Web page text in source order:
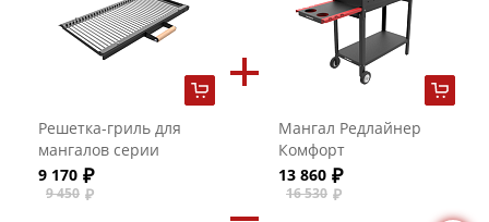
Решетка-гриль для
мангалов серии
"Редлайнер" из нерж.
стали
9 170
9 450
Мангал Редлайнер
Комфорт
13 860
16 530